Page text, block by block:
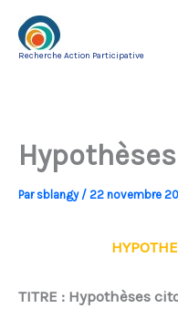
contenu
Recherche Action Participative
Par sblangy / 22 novembre
TITRE : Hypothèses